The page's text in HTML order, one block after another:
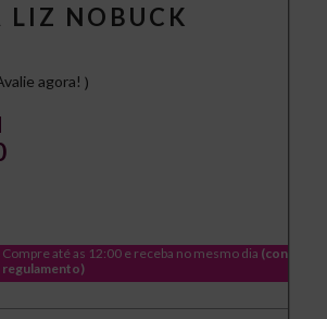
LIZ NOBUCK
agora!
Compre até as 12:00 e receba no mesmo dia (consulte
regulamento)